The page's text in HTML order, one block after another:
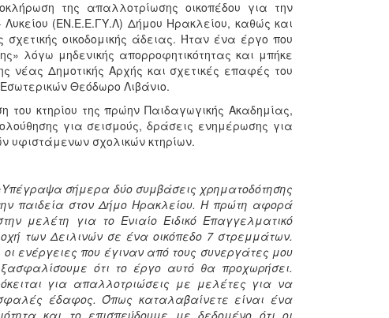
της απαλλοτρίωσης οικοπέδου για την
(ΕΝ.Ε.Ε.ΓΥ.Λ) Δήμου Ηρακλείου, καθώς και
οικοδομικής άδειας. Ήταν ένα έργο που
λόγω μηδενικής απορροφητικότητας και μπήκε
νέας Δημοτικής Αρχής και σχετικές επαφές του
Θεόδωρο Λιβάνιο.
κτηρίου της πρώην Παιδαγωγικής Ακαδημίας,
για σεισμούς, δράσεις ενημέρωσης για
υφιστάμενων σχολικών κτηρίων.
σήμερα δύο συμβάσεις χρηματοδότησης
παιδεία στον Δήμο Ηρακλείου. Η πρώτη αφορά
μελέτη για το Ενιαίο Ειδικό Επαγγελματικό
των Δειλινών σε ένα οικόπεδο 7 στρεμμάτων.
ενέργειες που έγιναν από τους συνεργάτες μου
ότι το έργο αυτό θα προχωρήσει.
για απαλλοτριώσεις με μελέτες για να
έδαφος. Όπως καταλαβαίνετε είναι ένα
και το επισπεύδουμε με δεδομένο ότι οι